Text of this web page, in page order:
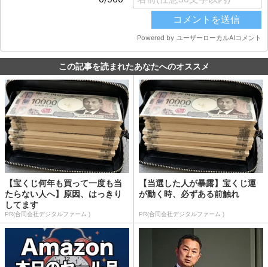
この記事を読まれたあなたへのオススメ
【宝くじ何年も買って一度も当
たらない人へ】原因、はっきり
してます
PR(合同会社デジタルファーム )
【当選した人が暴露】宝くじ運
が動く時、必ずある前触れ
PR(合同会社デジタルファーム )